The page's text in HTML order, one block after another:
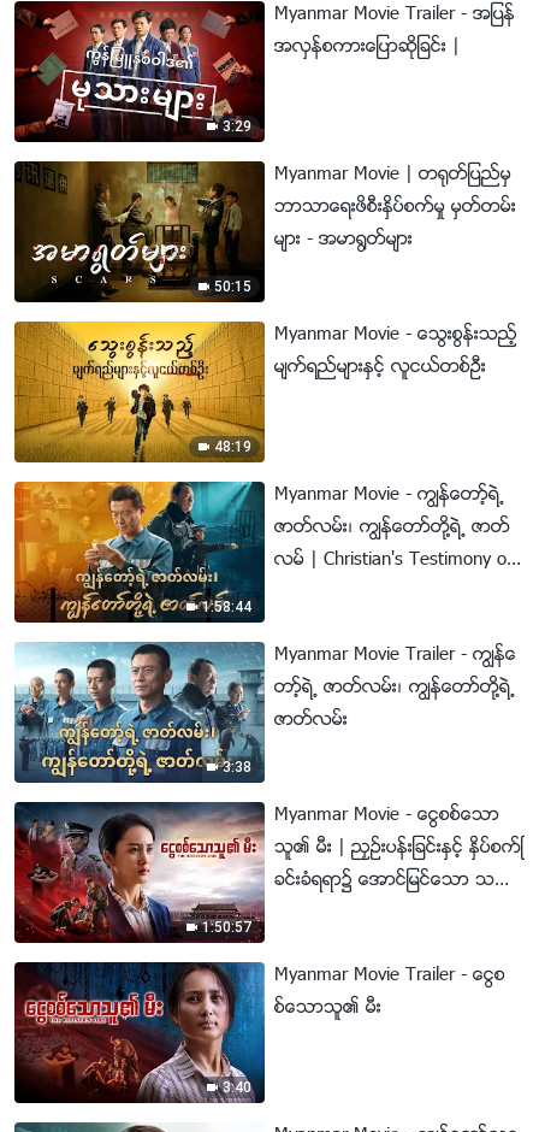
3:29
Myanmar Movie Trailer - အျပန္
အလွန္စကားေျပာဆိုျခင္း |
50:15
Myanmar Movie | တ႐ုတ္ျပည္မွ
ဘာသာေရးဖိစီးႏွိပ္စက္မႈ မွတ္တမ္း
မ်ား - အမာ႐ြတ္မ်ား
48:19
Myanmar Movie - ေသြးစြန္းသည့္
မ်က္ရည္မ်ားႏွင့္ လူငယ္တစ္ဦး
1:58:44
Myanmar Movie - ကြၽန္ေတာ့္ရဲ႕
ဇာတ္လမ္း၊ ကြၽန္ေတာ္တို႔ရဲ႕ ဇာတ္
လမ္ | Christian's Testimony of
3:38
Myanmar Movie Trailer - ကြၽန္ေ
တာ့္ရဲ႕ ဇာတ္လမ္း၊ ကြၽန္ေတာ္တို႔ရဲ႕
ဇာတ္လမ္း
1:50:57
Myanmar Movie - ေငြစစ္ေသာ
သူ၏ မီး | ညႇဥ္းပန္းျခင္းႏွင့္ ႏွိပ္စက္ျ
ခင္းခံရရာ၌ ေအာင္ျမင္ေသာ သက္ေ
3:40
Myanmar Movie Trailer - ေငြစ
စ္ေသာသူ၏ မီး